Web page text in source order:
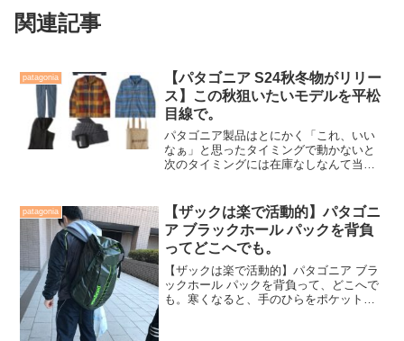
関連記事
patagonia
【パタゴニア S24秋冬物がリリー
ス】この秋狙いたいモデルを平松
目線で。
パタゴニア製品はとにかく「これ、いい
なぁ」と思ったタイミングで動かないと
次のタイミングには在庫なしなんて当た
ェックし、入手する事をお勧めします
ね。
patagonia
【ザックは楽で活動的】パタゴニ
ア ブラックホール パックを背負
ってどこへでも。
【ザックは楽で活動的】パタゴニア ブラ
ックホール パックを背負って、どこへで
も。寒くなると、手のひらをポケットに